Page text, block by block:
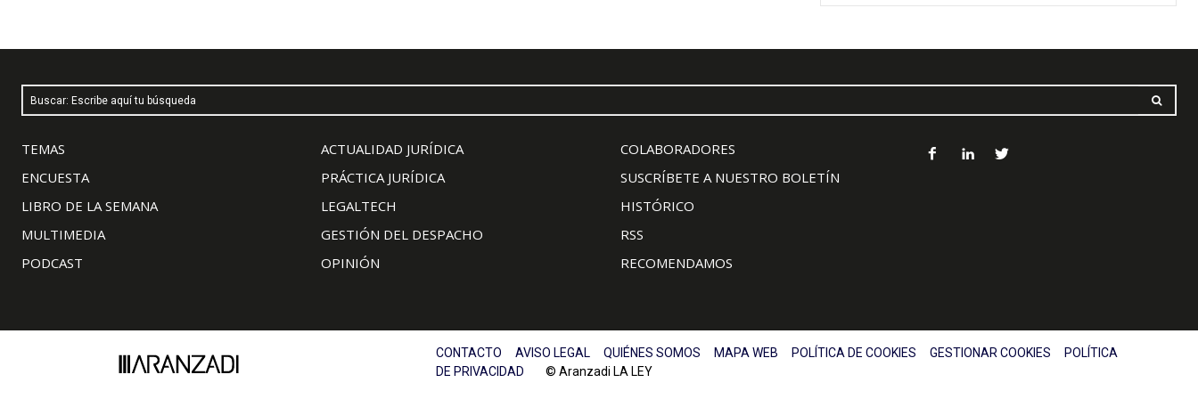
Buscar: Escribe aquí tu búsqueda
TEMAS
ENCUESTA
LIBRO DE LA SEMANA
MULTIMEDIA
PODCAST
ACTUALIDAD JURÍDICA
PRÁCTICA JURÍDICA
LEGALTECH
GESTIÓN DEL DESPACHO
OPINIÓN
COLABORADORES
SUSCRÍBETE A NUESTRO BOLETÍN
HISTÓRICO
RSS
RECOMENDAMOS
CONTACTO AVISO LEGAL QUIÉNES SOMOS MAPA WEB POLÍTICA DE COOKIES GESTIONAR COOKIES
POLÍTICA
DE PRIVACIDAD © Aranzadi LA LEY